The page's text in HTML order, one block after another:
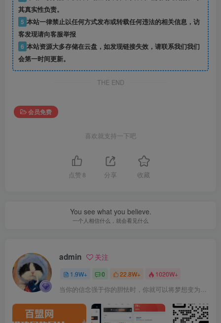
其真实性负责。
5 本站一律禁止以任何方式发布或转载任何违法的相关信息，访
客发现请向客服举报
6 本站资源大多存储在云盘，如发现链接失效，请联系我们我们
会第一时间更新。
THE END
会员免费
喜欢就支持一下吧
点赞 8 分享 收藏
You see what you believe.
一个人相信什么，就会看见什么
admin 关注
1.9W+ 0 22.8W+ 1020W+
当你的信念强于你的胆怯时，你就可以将梦想变为现实了